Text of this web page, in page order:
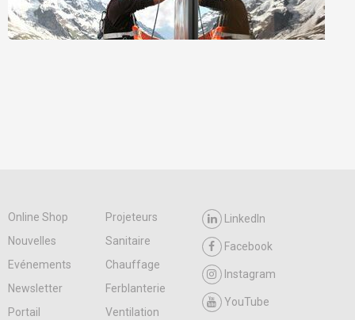
Online Shop
Projeteurs
Nouvelles
Sanitaire
Evénements
Chauffage
Newsletter
Ferblanterie
Portail
Ventilation
LinkedIn
Facebook
Instagram
YouTube